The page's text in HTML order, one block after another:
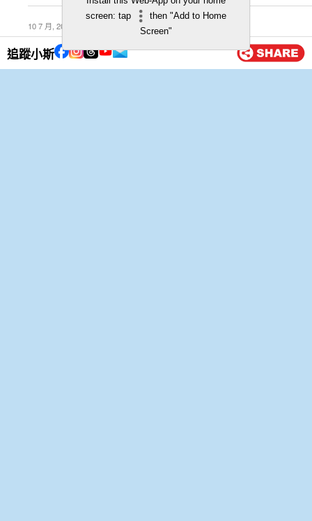
追蹤小斯
10 7 月, 2021
【DBS Black American Express
優惠】簽$8回贈$8！10次免費
screen: tap
then "Add to Home
Screen"